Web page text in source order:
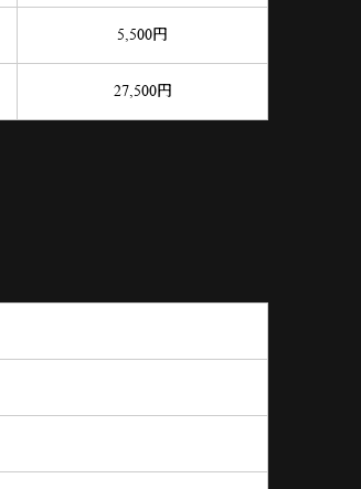
5,500円
27,500円